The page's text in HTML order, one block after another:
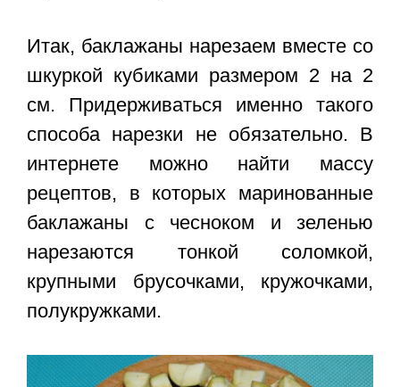
Итак, баклажаны нарезаем вместе со
шкуркой кубиками размером 2 на 2
см. Придерживаться именно такого
способа нарезки не обязательно. В
интернете можно найти массу
рецептов, в которых маринованные
баклажаны с чесноком и зеленью
нарезаются тонкой соломкой,
крупными брусочками, кружочками,
полукружками.